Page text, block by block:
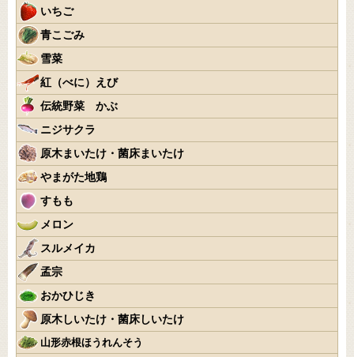
いちご
青こごみ
雪菜
紅（べに）えび
伝統野菜 かぶ
ニジサクラ
原木まいたけ・菌床まいたけ
やまがた地鶏
すもも
メロン
スルメイカ
孟宗
おかひじき
原木しいたけ・菌床しいたけ
山形赤根ほうれんそう